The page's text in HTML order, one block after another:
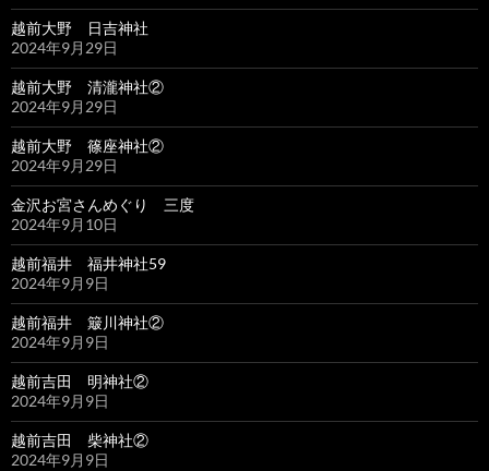
越前大野 日吉神社
2024年9月29日
越前大野 清瀧神社②
2024年9月29日
越前大野 篠座神社②
2024年9月29日
金沢お宮さんめぐり 三度
2024年9月10日
越前福井 福井神社59
2024年9月9日
越前福井 簸川神社②
2024年9月9日
越前吉田 明神社②
2024年9月9日
越前吉田 柴神社②
2024年9月9日